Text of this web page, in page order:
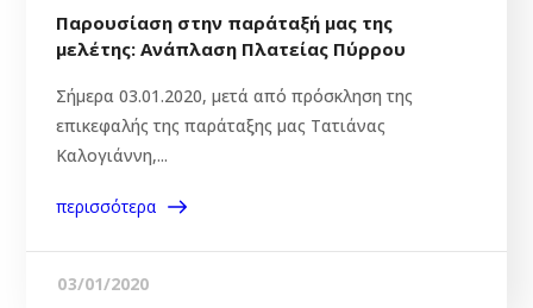
Παρουσίαση στην παράταξή μας της
μελέτης: Ανάπλαση Πλατείας Πύρρου
Σήμερα 03.01.2020, μετά από πρόσκληση της
επικεφαλής της παράταξης μας Τατιάνας
Καλογιάννη,...
περισσότερα
03/01/2020